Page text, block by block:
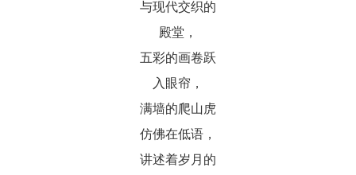
与现代交织的
殿堂，
五彩的画卷跃
入眼帘，
满墙的爬山虎
仿佛在低语，
讲述着岁月的